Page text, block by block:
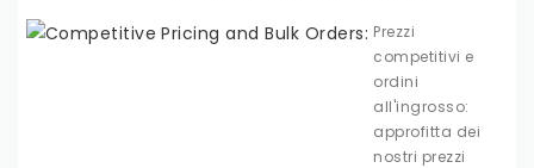
Prezzi
competitivi e
ordini
all'ingrosso:
approfitta dei
nostri prezzi